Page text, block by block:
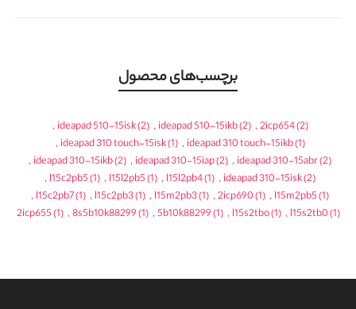
برچسب‌های محصول
2icp654(2)
,
ideapad 510-15ikb(2)
,
ideapad 510-15isk(2)
,
ideapad 310 touch-15ikb(1)
,
ideapad 310 touch-15isk(1)
,
ideapad 310-15abr(2)
,
ideapad 310-15iap(2)
,
ideapad 310-15ikb(2)
,
ideapad 310-15isk(2)
,
l15l2pb4(1)
,
l15l2pb5(1)
,
l15c2pb5(1)
,
l15m2pb5(1)
,
2icp690(1)
,
l15m2pb3(1)
,
l15c2pb3(1)
,
l15c2pb7(1)
,
l15s2tb0(1)
,
l15s2tbo(1)
,
5b10k88299(1)
,
8s5b10k88299(1)
,
2icp655(1)